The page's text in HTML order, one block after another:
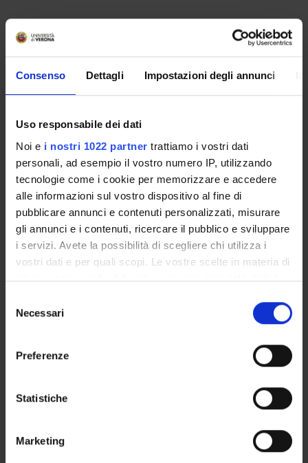
Consenso Dettagli Impostazioni degli annunci
Uso responsabile dei dati
Noi e i nostri 1022 partner trattiamo i vostri dati
personali, ad esempio il vostro numero IP, utilizzando
tecnologie come i cookie per memorizzare e accedere
alle informazioni sul vostro dispositivo al fine di
pubblicare annunci e contenuti personalizzati, misurare
gli annunci e i contenuti, ricercare il pubblico e sviluppare
i servizi. Avete la possibilità di scegliere chi utilizza i
vostri dati e per quali scopi. Le vostre scelte in materia di
privacy sono applicabili solo su questa proprietà digitale
modificare o revocare il proprio consenso in qualsiasi
momento dalla Dichiarazione sui cookie o facendo clic
raccogliere informazioni sulla tua posizione
geografica, con un'approssimazione di qualche
Identificare il tuo dispositivo, scansionandolo
delNecessari
Preferenze
Statistiche
Marketing
GOVERNANCE
SERVIZI DI SEGRETERIA STUDENTI
STRUTTURE DEL DIPARTIMENTO
LABORATORI DI RICERCA
CENTRI DI RICERCA
Contatti
Luoghi